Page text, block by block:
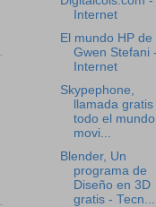
Internet
El mundo HP de
Gwen Stefani
Internet
Skypephone,
llamada gratis
todo el
movi...
Blender, Un
programa de
Diseño en 3D
gratis - Tecn...